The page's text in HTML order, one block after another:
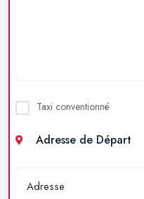
Taxi conventionné
Adresse de Départ